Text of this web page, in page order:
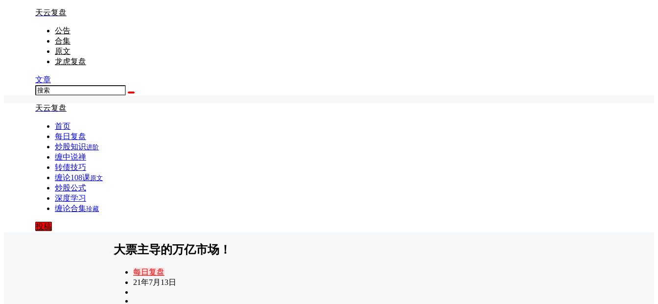
天云复盘
公告
合集
原文
龙虎复盘
文章
天云复盘
首页
每日复盘
炒股知识进阶
缠中说禅
转债技巧
缠论108课原文
炒股公式
深度学习
缠论合集珍藏
投稿
大票主导的万亿市场！
每日复盘
21年7月13日